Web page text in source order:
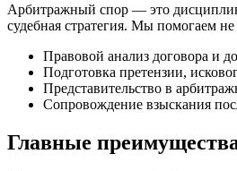
Арбитражный спор — это дисциплина
судебная стратегия. Мы помогаем
Правовой анализ договора и
Подготовка претензии,
Представительство в
Сопровождение взыскания
Главные